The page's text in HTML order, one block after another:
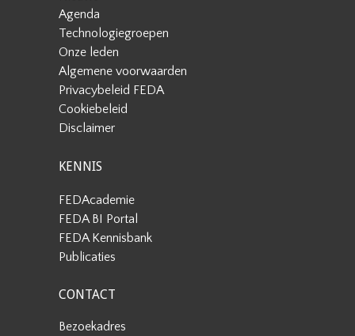
Agenda
Technologiegroepen
Onze leden
Algemene voorwaarden
Privacybeleid FEDA
Cookiebeleid
Disclaimer
KENNIS
FEDAcademie
FEDA BI Portal
FEDA Kennisbank
Publicaties
CONTACT
Bezoekadres